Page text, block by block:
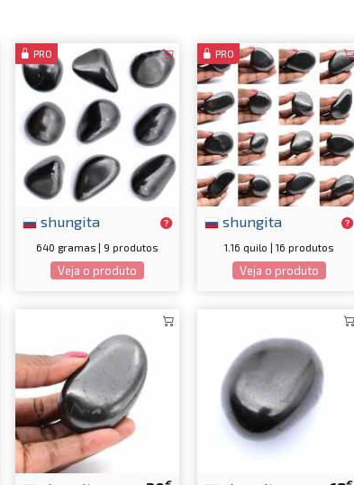
PRO
shungita
640 gramas | 9 produtos
Veja o produto
PRO
shungita
1.16 quilo | 16 produtos
Veja o produto